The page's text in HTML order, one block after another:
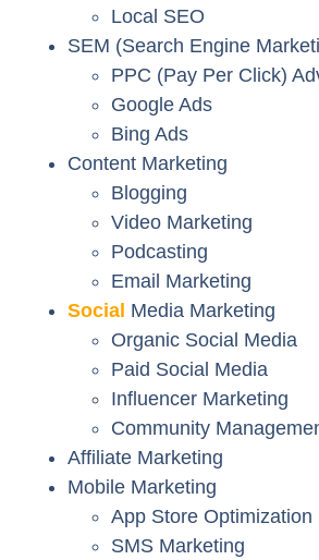
Local SEO
SEM (Search Engine
PPC (Pay Per Click)
Google Ads
Bing Ads
Content Marketing
Blogging
Video Marketing
Podcasting
Email Marketing
Social Media Marketing
Organic Social Media
Paid Social Media
Influencer Marketing
Community
Affiliate Marketing
Mobile Marketing
App Store Optimization
SMS Marketing